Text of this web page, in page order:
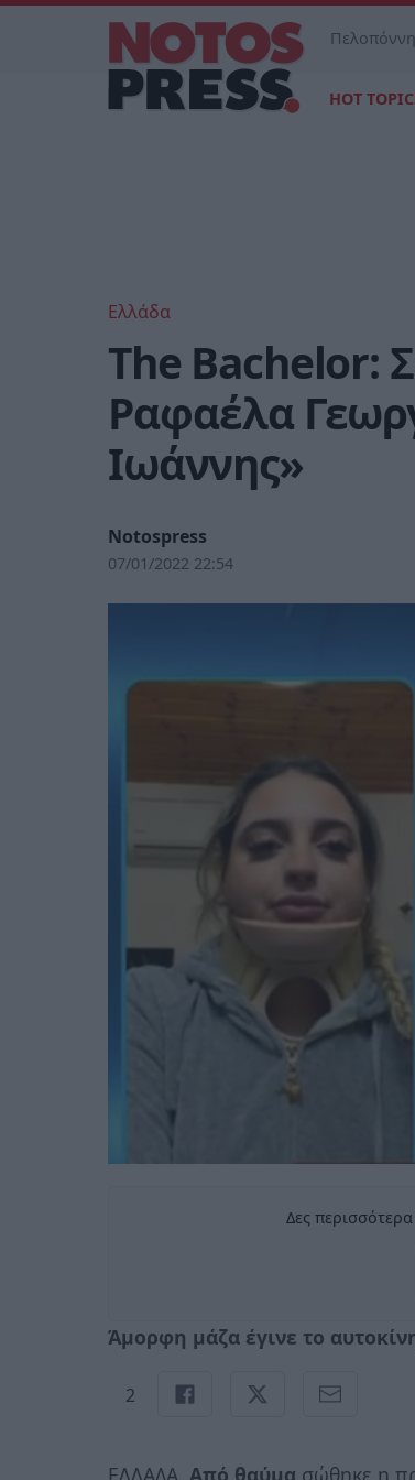
HOT
Ελλάδα
The Bachelor:
Ραφαέλα
Ιωάννης»
Notospress
07/01/2022 22:54
Δες
Άμορφη μάζα έγινε το
2
ΕΛΛΑΔΑ. Από θαύμα σώθηκε η